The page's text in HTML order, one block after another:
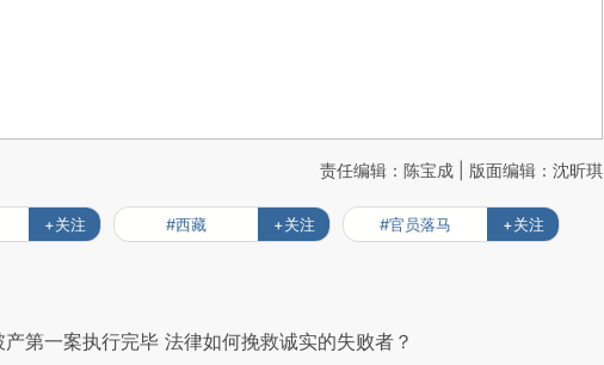
责任编辑：陈宝成 | 版面编辑：沈昕琪
+关注 #西藏 +关注 #官员落马 +关注
第一案执行完毕 法律如何挽救诚实的失败者？